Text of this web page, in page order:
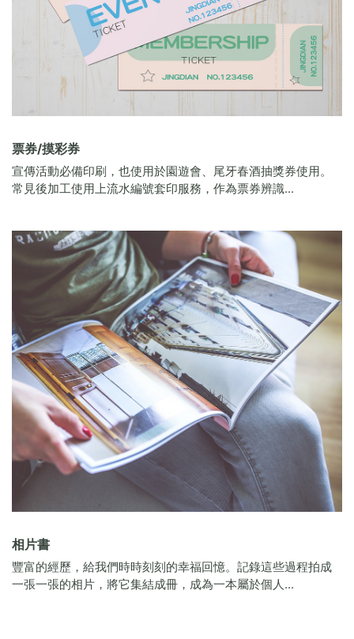
票券/摸彩券
宣傳活動必備印刷，也使用於園遊會、尾牙春酒抽獎券使用。
常見後加工使用上流水編號套印服務，作為票券辨識...
相片書
豐富的經歷，給我們時時刻刻的幸福回憶。記錄這些過程拍成
一張一張的相片，將它集結成冊，成為一本屬於個人...